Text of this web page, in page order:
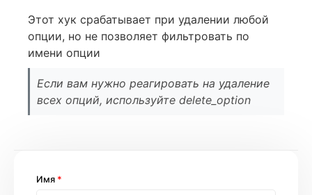
Этот хук срабатывает при удалении любой
опции, но не позволяет фильтровать по
имени опции
Если вам нужно реагировать на удаление
всех опций, используйте delete_option
Имя *